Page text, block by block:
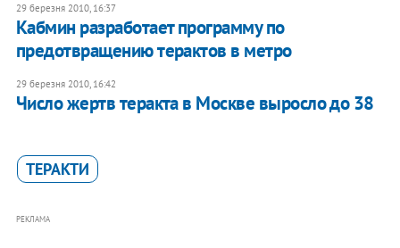
29 березня 2010, 16:37
Кабмин разработает программу по
предотвращению терактов в метро
29 березня 2010, 16:42
Число жертв теракта в Москве выросло до 38
ТЕРАКТИ
РЕКЛАМА